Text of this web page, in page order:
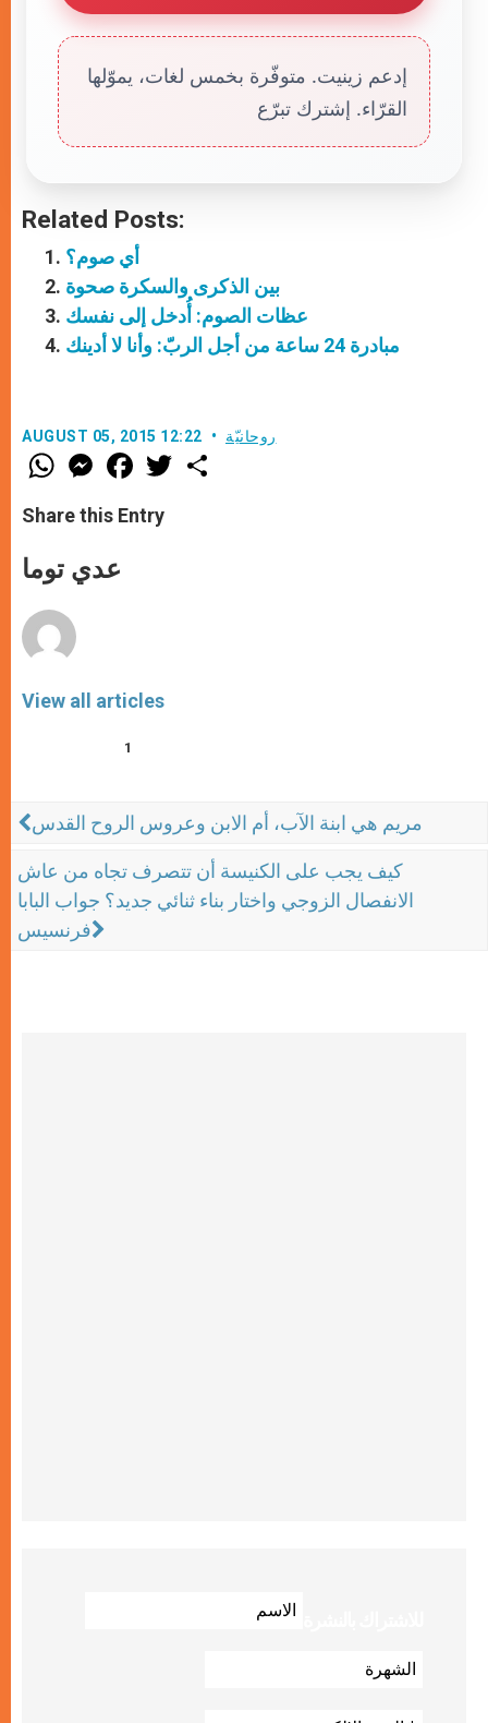
إدعم زينيت. متوفّرة بخمس لغات، يموّلها
القرّاء. إشترك تبرّع
Related Posts:
أي صوم؟
بين الذكرى والسكرة صحوة
عظات الصوم: أُدخل إلى نفسك
مبادرة 24 ساعة من أجل الربّ: وأنا لا أدينك
AUGUST 05, 2015 12:22 روحانيّة
W
h
t
s
p
p
M
e
s
e
g
e
F
a
e
b
w
Share this Entry
عدي توما
View all articles
1
مريم هي ابنة الآب، أم الابن وعروس الروح القدس
كيف يجب على الكنيسة أن تتصرف تجاه من عاش
الانفصال الزوجي واختار بناء ثنائي جديد؟ جواب البابا
فرنسيس